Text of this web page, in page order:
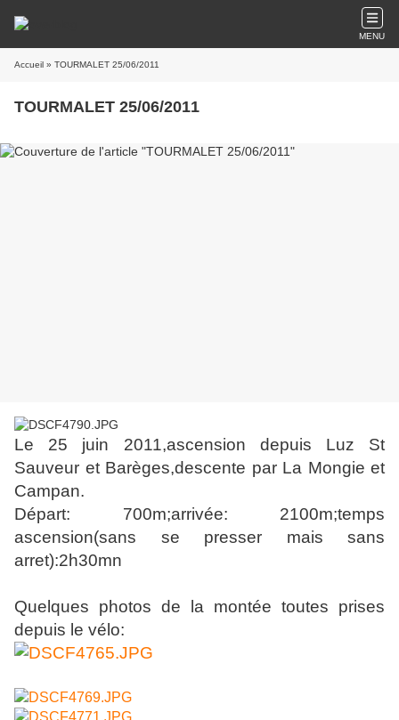
MENU
Accueil » TOURMALET 25/06/2011
TOURMALET 25/06/2011
Le 25 juin 2011,ascension depuis Luz St
Sauveur et Barèges,descente par La Mongie et
Campan.
Départ: 700m;arrivée: 2100m;temps
ascension(sans se presser mais sans
arret):2h30mn
Quelques photos de la montée toutes prises
depuis le vélo: